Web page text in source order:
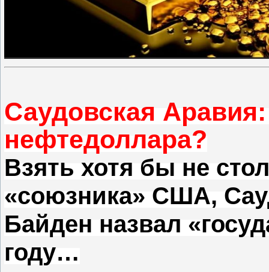
Саудовская
нефтедоллара?
Взять хотя бы не
«союзника» США,
Байден назвал
году…